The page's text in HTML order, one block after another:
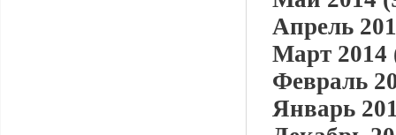
Апрель
Март 2014
Февраль
Январь